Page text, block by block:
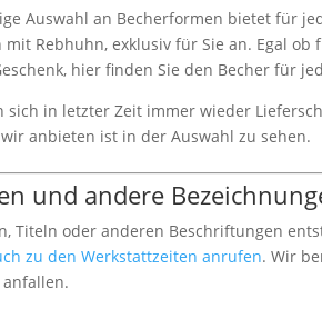
Auswahl an Becherformen bietet für
mit Rebhuhn, exklusiv für Sie an. Egal
hier finden Sie den Becher für
sich in letzter Zeit immer wieder
anbieten ist in der Auswahl zu sehen.
und andere
Titeln oder anderen Beschriftungen
zu den Werkstattzeiten anrufen. Wir
anfallen.